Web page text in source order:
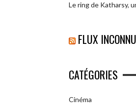
Le ring de Katharsy,
FLUX INCONNU
CATÉGORIES
Cinéma